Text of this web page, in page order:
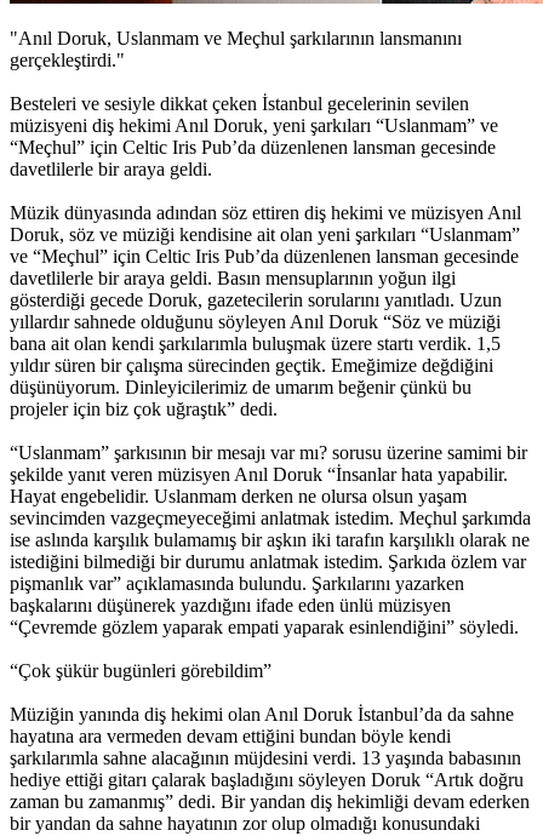
"Anıl Doruk, Uslanmam ve Meçhul şarkılarının lansmanını
gerçekleştirdi."
Besteleri ve sesiyle dikkat çeken İstanbul gecelerinin sevilen
müzisyeni diş hekimi Anıl Doruk, yeni şarkıları “Uslanmam” ve
“Meçhul” için Celtic Iris Pub’da düzenlenen lansman gecesinde
davetlilerle bir araya geldi.
Müzik dünyasında adından söz ettiren diş hekimi ve müzisyen Anıl
Doruk, söz ve müziği kendisine ait olan yeni şarkıları “Uslanmam”
ve “Meçhul” için Celtic Iris Pub’da düzenlenen lansman gecesinde
davetlilerle bir araya geldi. Basın mensuplarının yoğun ilgi
gösterdiği gecede Doruk, gazetecilerin sorularını yanıtladı. Uzun
yıllardır sahnede olduğunu söyleyen Anıl Doruk “Söz ve müziği
bana ait olan kendi şarkılarımla buluşmak üzere startı verdik. 1,5
yıldır süren bir çalışma sürecinden geçtik. Emeğimize değdiğini
düşünüyorum. Dinleyicilerimiz de umarım beğenir çünkü bu
projeler için biz çok uğraştık” dedi.
“Uslanmam” şarkısının bir mesajı var mı? sorusu üzerine samimi bir
şekilde yanıt veren müzisyen Anıl Doruk “İnsanlar hata yapabilir.
Hayat engebelidir. Uslanmam derken ne olursa olsun yaşam
sevincimden vazgeçmeyeceğimi anlatmak istedim. Meçhul şarkımda
ise aslında karşılık bulamamış bir aşkın iki tarafın karşılıklı olarak ne
istediğini bilmediği bir durumu anlatmak istedim. Şarkıda özlem var
pişmanlık var” açıklamasında bulundu. Şarkılarını yazarken
başkalarını düşünerek yazdığını ifade eden ünlü müzisyen
“Çevremde gözlem yaparak empati yaparak esinlendiğini” söyledi.
“Çok şükür bugünleri görebildim”
Müziğin yanında diş hekimi olan Anıl Doruk İstanbul’da da sahne
hayatına ara vermeden devam ettiğini bundan böyle kendi
şarkılarımla sahne alacağının müjdesini verdi. 13 yaşında babasının
hediye ettiği gitarı çalarak başladığını söyleyen Doruk “Artık doğru
zaman bu zamanmış” dedi. Bir yandan diş hekimliği devam ederken
bir yandan da sahne hayatının zor olup olmadığı konusundaki